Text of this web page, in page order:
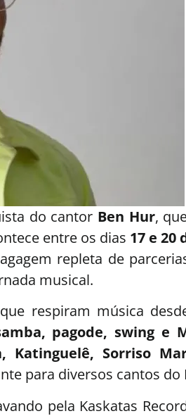
do cantor Ben Hur,
entre os dias 17 e 20
repleta de
musical.
respiram música
pagode, swing e
Katinguelê, Sorriso
para diversos cantos do
pela Kaskatas